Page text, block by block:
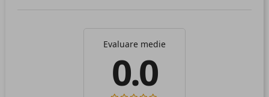
Evaluare medie
0.0